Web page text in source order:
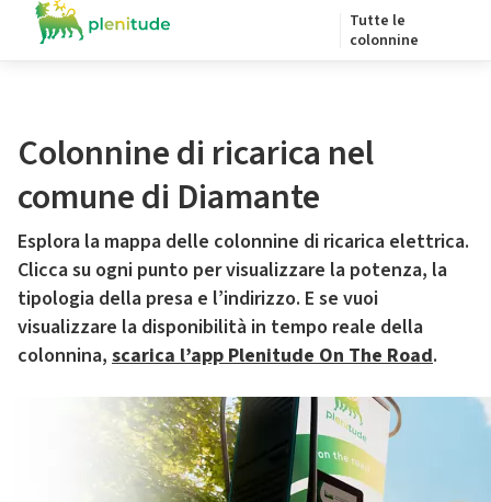
Tutte le
colonnine
Colonnine di ricarica nel
comune di Diamante
Esplora la mappa delle colonnine di ricarica elettrica.
Clicca su ogni punto per visualizzare la potenza, la
tipologia della presa e l’indirizzo. E se vuoi
visualizzare la disponibilità in tempo reale della
colonnina, scarica l’app Plenitude On The Road.